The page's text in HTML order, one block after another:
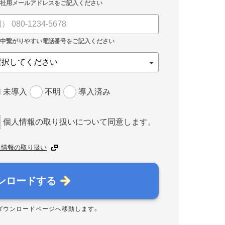
未導入 不明 導入済み
個人情報の取り扱いについて同意します。
報の取り扱い
ロードする
ウンロードページへ移動します。